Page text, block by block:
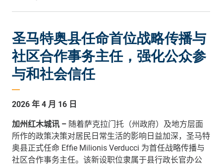
圣马特奥县任命首位战略传播与
社区合作事务主任，强化公众参
与和社会信任
2026年4 月 16 日
加州红木城讯 – 随着萨克拉门托（州政府）及地方层面
所作的政策决策对居民日常生活的影响日益加深，圣马特
奥县正式任命 Effie Milionis Verducci 为首任战略传播与
社区合作事务主任。该新设职位隶属于县行政长官办公